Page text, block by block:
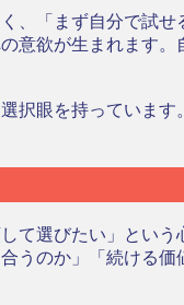
「まず自分で試
欲が生まれます
眼を持っていま
選びたい」とい
うのか」「続ける